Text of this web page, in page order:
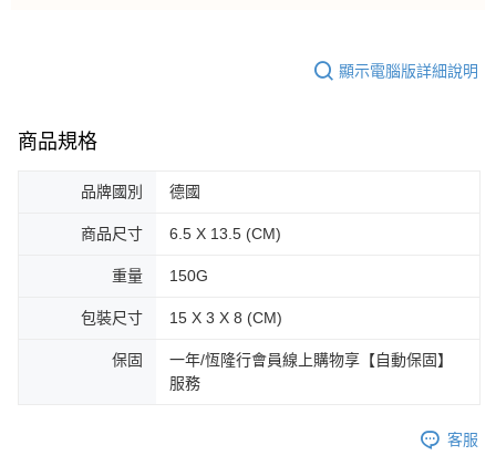
顯示電腦版詳細說明
商品規格
品牌國別 德國
商品尺寸 6.5 X 13.5 (CM)
重量 150G
包裝尺寸 15 X 3 X 8 (CM)
保固
一年/恆隆行會員線上購物享【自動保固】
服務
客服